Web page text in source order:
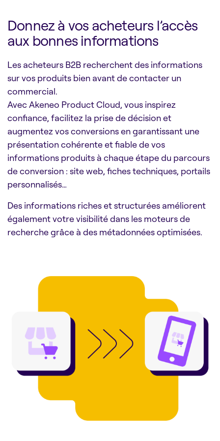
Donnez à vos acheteurs l’accès
aux bonnes informations
Les acheteurs B2B recherchent des informations
sur vos produits bien avant de contacter un
commercial.
Avec Akeneo Product Cloud, vous inspirez
confiance, facilitez la prise de décision et
augmentez vos conversions en garantissant une
présentation cohérente et fiable de vos
informations produits à chaque étape du parcours
de conversion : site web, fiches techniques, portails
personnalisés…
Des informations riches et structurées améliorent
également votre visibilité dans les moteurs de
recherche grâce à des métadonnées optimisées.